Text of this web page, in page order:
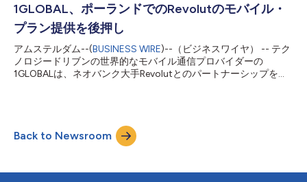
景のもと、1GLOBALと欧州有数の食品小売企業であるリドルは、
通信市場におけるデジタルトランスフォーメーションを推進しま
す。Lidl ConnectおよびLidl Plusを活用し、両社はリドルの展開
市場において各国向けの通信サービスを共同展開します。 本パ
ートナーシップにより、リドルによる新たな通信サービスの提供
が可能に 1GLOBALとともに、リドルは通信サービス利用者の重
要なニーズに応えています。すなわち、長期契約の縛りなく、手
1GLOBAL、ポーランドでのRevolutのモバイル・
プラン提供を後押し
アムステルダム--(BUSINESS WIRE)--（ビジネスワイヤ） -- テク
ノロジードリブンの世界的なモバイル通信プロバイダーの
1GLOBALは、ネオバンク大手Revolutとのパートナーシップを強
でウェイト・リストに登録したRevolutの顧客は、数回タップす
るだけの簡単な手続きで、月額zł25（約€6.00）からの競争力あ
るポーランド国内データプランに加え、ポーランドおよびEU圏
用できるようになりました。 このような拡大は、1GLOBALの組
Back to Newsroom